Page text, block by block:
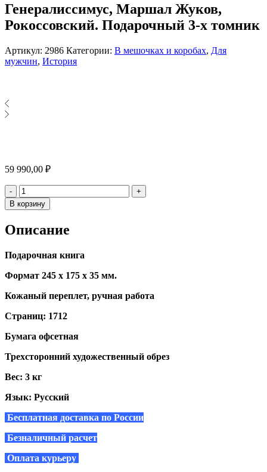
Генералиссимус, Маршал Жуков,
Рокоссовский. Подарочный 3-х томник
Артикул: 2986 Категории: В мешочках и коробах, Для
мужчин, История
59 990,00 ₽
- Количество
+
В корзину
Описание
Подарочная книга
Формат 245 х 175 х 35 мм.
Кожаный переплет, ручная работа
Страниц: 1712
Бумага офсетная
Трехсторонний художественный обрез
Вес: 3 кг
Язык: Русский
Бесплатная доставка по России
Безналичный расчет
Оплата курьеру